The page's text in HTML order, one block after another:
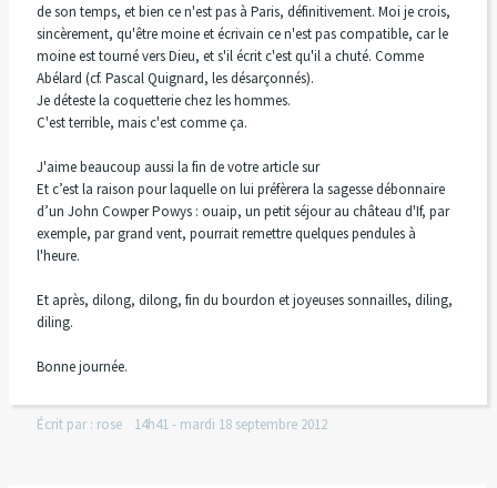
de son temps, et bien ce n'est pas à Paris, définitivement. Moi je crois,
sincèrement, qu'être moine et écrivain ce n'est pas compatible, car le
moine est tourné vers Dieu, et s'il écrit c'est qu'il a chuté. Comme
Abélard (cf. Pascal Quignard, les désarçonnés).
Je déteste la coquetterie chez les hommes.
C'est terrible, mais c'est comme ça.
J'aime beaucoup aussi la fin de votre article sur
Et c’est la raison pour laquelle on lui préfèrera la sagesse débonnaire
d’un John Cowper Powys : ouaip, un petit séjour au château d'If, par
exemple, par grand vent, pourrait remettre quelques pendules à
l'heure.
Et après, dilong, dilong, fin du bourdon et joyeuses sonnailles, diling,
diling.
Bonne journée.
Écrit par : rose 14h41- mardi 18 septembre 2012